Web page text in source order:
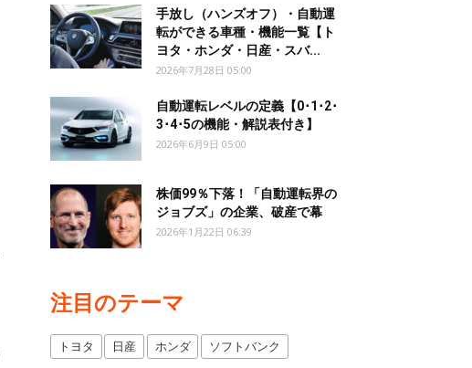
手放し（ハンズオフ）・自動運
転ができる車種・機能一覧【ト
ヨタ・ホンダ・日産・スバ...
2026年7月28日 05:00
自動運転レベルの定義【0･1･2･
3･4･5の機能・解説表付き】
2026年6月9日 05:00
株価99％下落！「自動運転界の
ジョブズ」の企業、破産で幕
2026年1月22日 06:39
注目のテーマ
トヨタ 日産 ホンダ ソフトバンク